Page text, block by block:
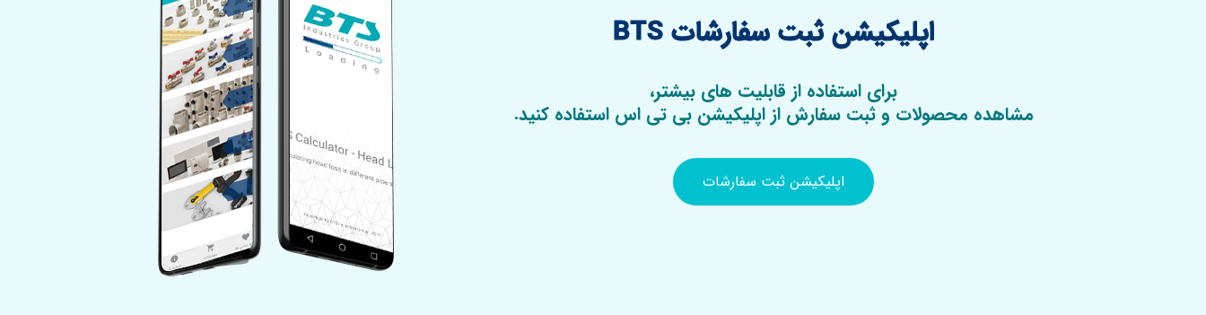
اپلیکیشن ثبت سفارشات BTS
برای استفاده از قابلیت های بیشتر،
مشاهده محصولات و ثبت سفارش از اپلیکیشن بی تی اس استفاده کنید.
اپلیکیشن ثبت سفارشات